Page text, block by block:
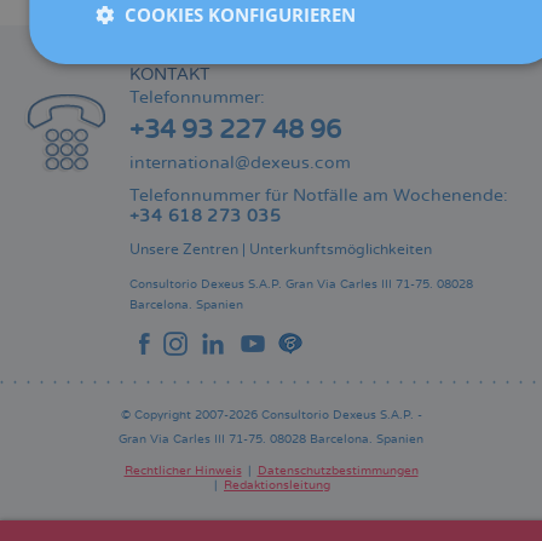
KONTAKT
Telefonnummer:
+34 93 227 48 96
international@dexeus.com
Telefonnummer für Notfälle am Wochenende:
+34 618 273 035
Unsere Zentren | Unterkunftsmöglichkeiten
Consultorio Dexeus S.A.P. Gran Via Carles III 71-75. 08028
Barcelona. Spanien
© Copyright 2007-2026 Consultorio Dexeus S.A.P. -
Gran Via Carles III 71-75. 08028 Barcelona. Spanien
Rechtlicher Hinweis
Datenschutzbestimmungen
Redaktionsleitung
COOKIES KONFIGURIEREN